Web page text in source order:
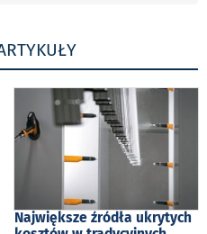
Największe źródła ukrytych